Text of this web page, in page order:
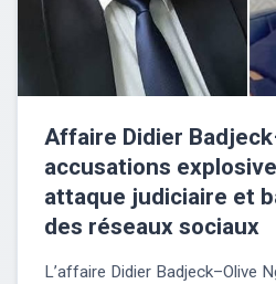
Affaire Didier
accusations
attaque judiciaire et
des réseaux sociaux
L’affaire Didier Badjeck–Olive